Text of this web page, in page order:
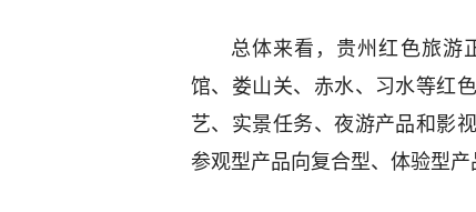
总体来看，贵州红色旅游
馆、娄山关、赤水、习水等红
艺、实景任务、夜游产品和影
参观型产品向复合型、体验型产